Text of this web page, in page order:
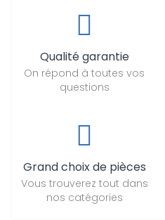
Qualité garantie
On répond à toutes vos
questions
Grand choix de pièces
Vous trouverez tout dans
nos catégories